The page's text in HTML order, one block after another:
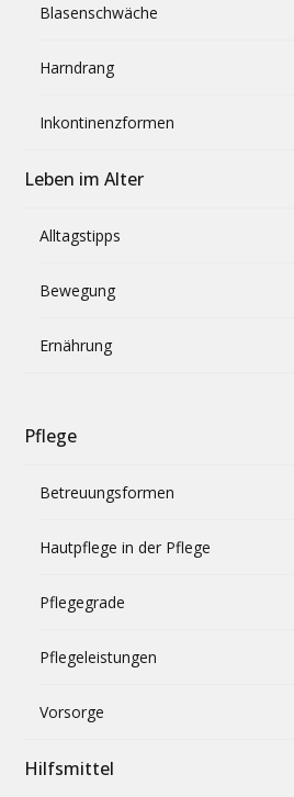
Blasenschwäche
Harndrang
Inkontinenzformen
Leben im Alter
Alltagstipps
Bewegung
Ernährung
Pflege
Betreuungsformen
Hautpflege in der Pflege
Pflegegrade
Pflegeleistungen
Vorsorge
Hilfsmittel